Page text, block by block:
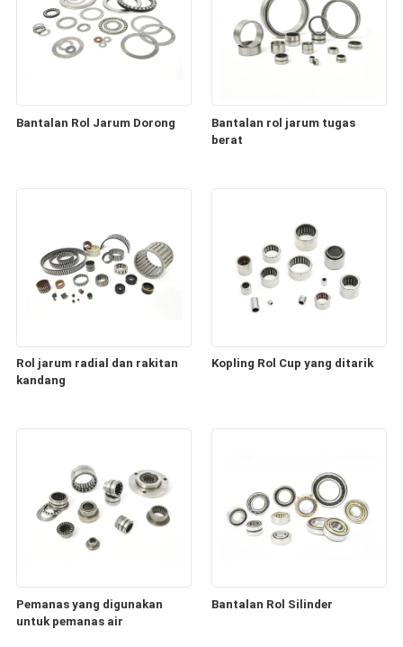
Bantalan Rol Jarum Dorong
Bantalan rol jarum tugas
berat
Rol jarum radial dan rakitan
kandang
Kopling Rol Cup yang ditarik
Pemanas yang digunakan
untuk pemanas air
Bantalan Rol Silinder